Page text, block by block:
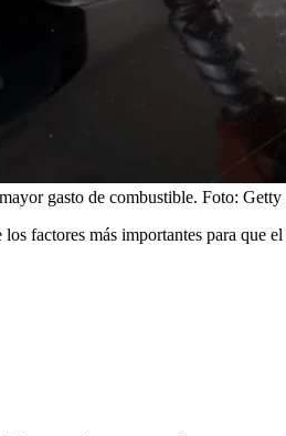
gasto de combustible. Foto: Getty
factores más importantes para